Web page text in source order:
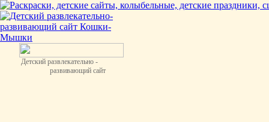
Детский развлекательно -
развивающий сайт